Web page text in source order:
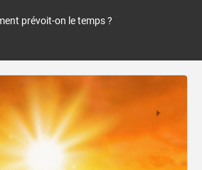
prévoit-on le temps ?